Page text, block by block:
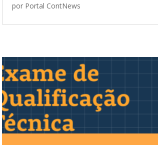
por Portal ContNews